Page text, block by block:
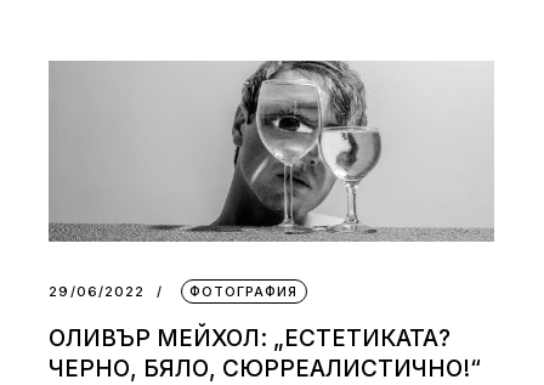
29/06/2022 ФОТОГРАФИЯ
ОЛИВЪР МЕЙХОЛ: „ЕСТЕТИКАТА?
ЧЕРНО, БЯЛО, СЮРРЕАЛИСТИЧНО!“